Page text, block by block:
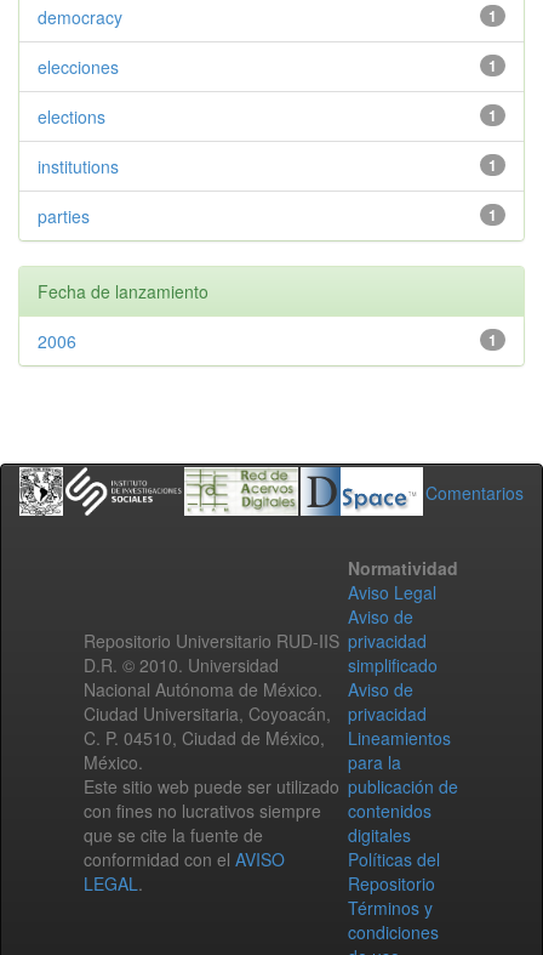
1
democracy
1
elecciones
1
elections
1
institutions
1
parties
Fecha de lanzamiento
1
2006
Comentarios
Repositorio Universitario RUD-IIS
D.R. © 2010. Universidad
Nacional Autónoma de México.
Ciudad Universitaria, Coyoacán,
C. P. 04510, Ciudad de México,
México.
Este sitio web puede ser utilizado
con fines no lucrativos siempre
que se cite la fuente de
conformidad con el AVISO
LEGAL.
Normatividad
Aviso Legal
Aviso de
privacidad
simplificado
Aviso de
privacidad
Lineamientos
para la
publicación de
contenidos
digitales
Políticas del
Repositorio
Términos y
condiciones